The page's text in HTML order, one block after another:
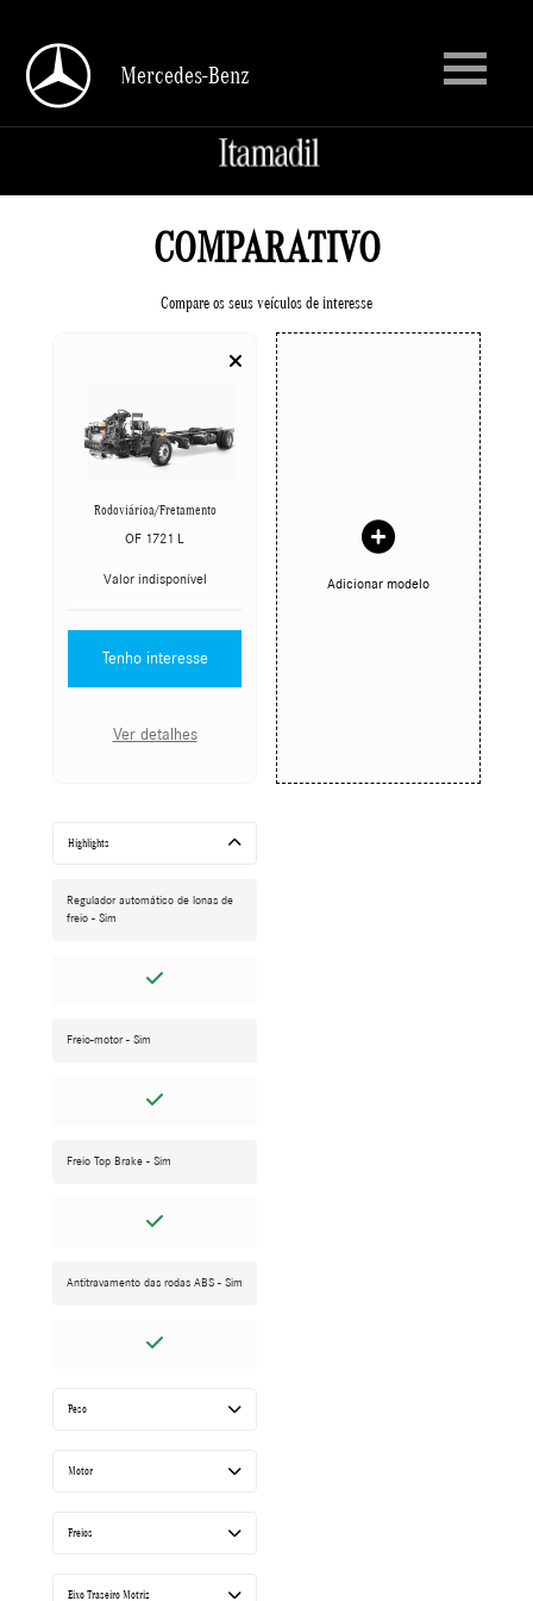
Mercedes-Benz
COMPARATIVO
Compare os seus veículos de interesse
Rodoviárioa/Fretamento
OF 1721 L
Valor indisponível
Tenho interesse
Ver detalhes
Adicionar modelo
Highlights
Regulador automático de lonas de
freio - Sim
Freio-motor - Sim
Freio Top Brake - Sim
Antitravamento das rodas ABS - Sim
Peso
Motor
Freios
Eixo Traseiro Motriz
Mercedes-Benz